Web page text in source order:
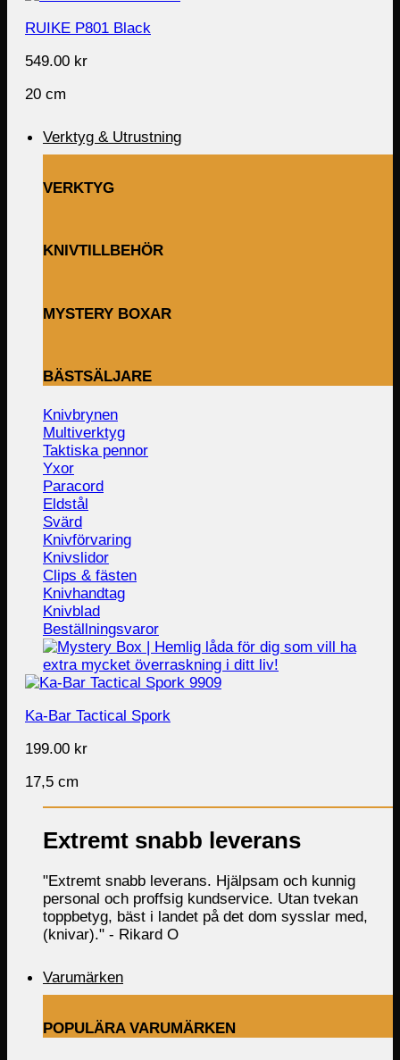
RUIKE P801 Black
549.00 kr
20 cm
Verktyg & Utrustning
VERKTYG
KNIVTILLBEHÖR
MYSTERY BOXAR
BÄSTSÄLJARE
Knivbrynen
Multiverktyg
Taktiska pennor
Yxor
Paracord
Eldstål
Svärd
Knivförvaring
Knivslidor
Clips & fästen
Knivhandtag
Knivblad
Beställningsvaror
Ka-Bar Tactical Spork
199.00 kr
17,5 cm
Extremt snabb leverans
"Extremt snabb leverans. Hjälpsam och kunnig
personal och proffsig kundservice. Utan tvekan
toppbetyg, bäst i landet på det dom sysslar med,
(knivar)." - Rikard O
Varumärken
POPULÄRA VARUMÄRKEN